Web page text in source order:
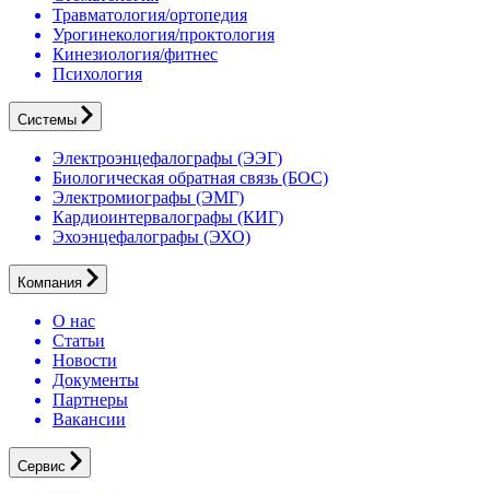
Травматология/ортопедия
Урогинекология/проктология
Кинезиология/фитнес
Психология
Системы
Электроэнцефалографы (ЭЭГ)
Биологическая обратная связь (БОС)
Электромиографы (ЭМГ)
Кардиоинтервалографы (КИГ)
Эхоэнцефалографы (ЭХО)
Компания
О нас
Статьи
Новости
Документы
Партнеры
Вакансии
Сервис